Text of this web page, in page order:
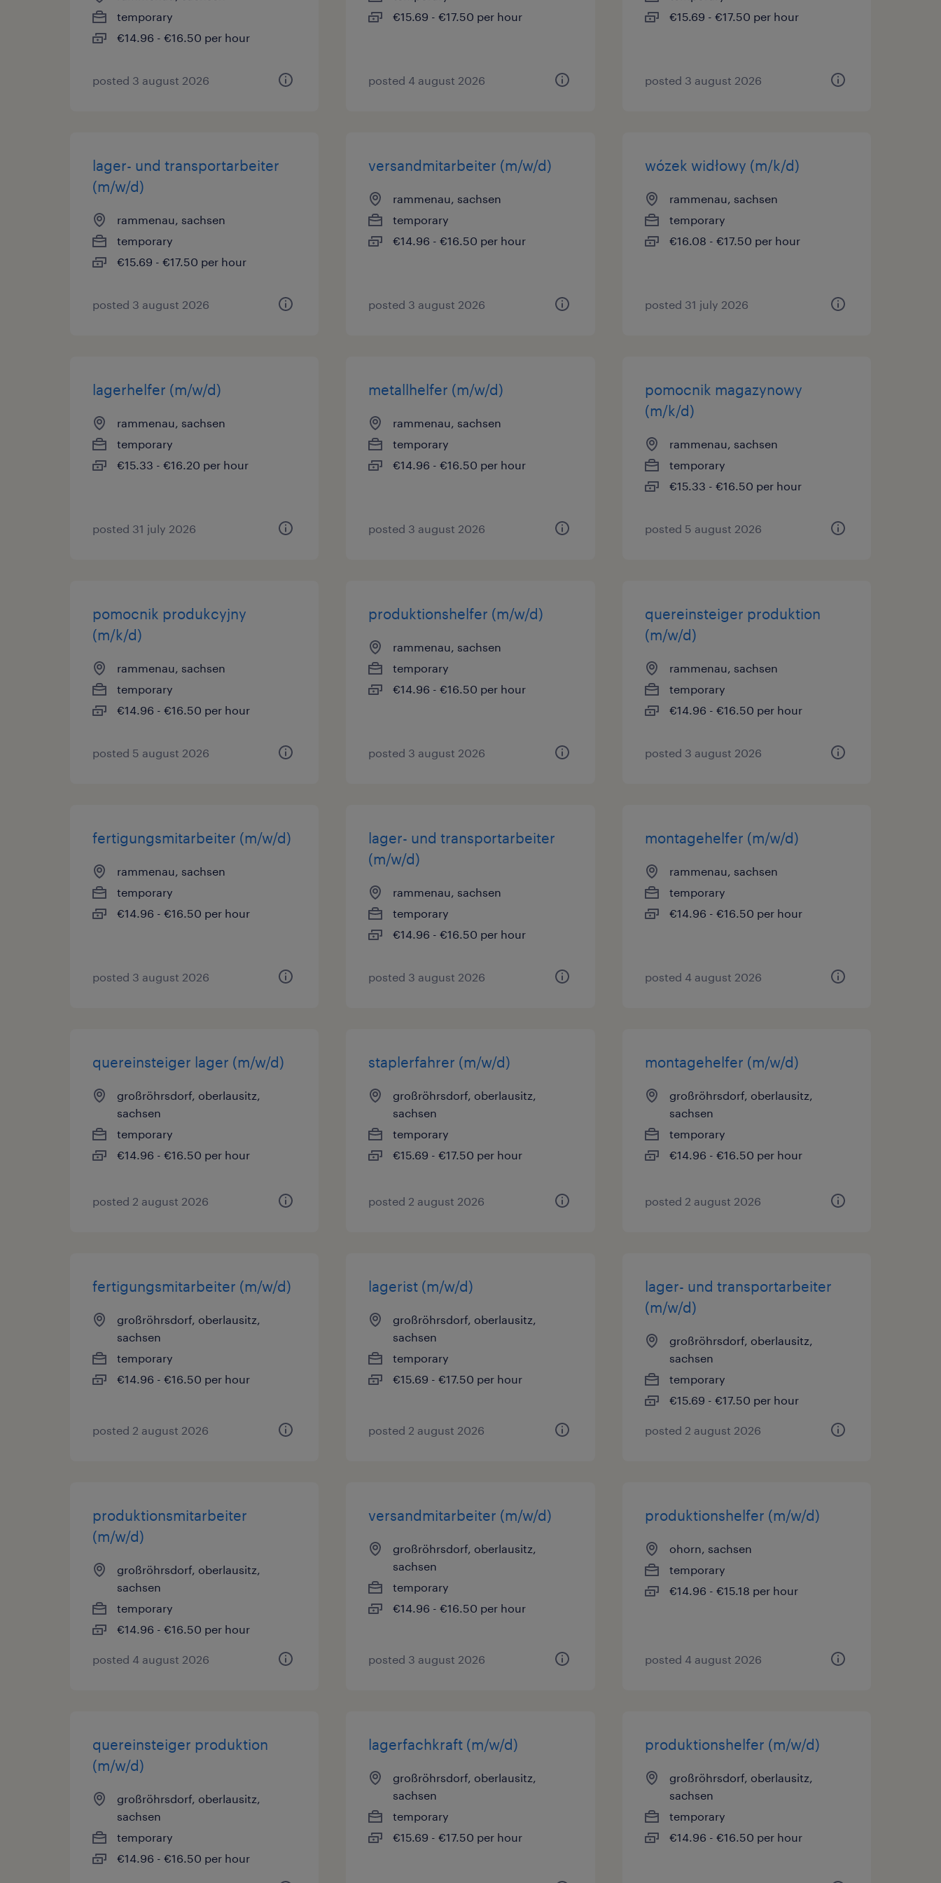
temporary
€14.96 - €16.50 per hour
posted 3 august 2026
€15.69 - €17.50 per hour
posted 4 august 2026
€15.69 - €17.50 per hour
posted 3 august 2026
lager- und transportarbeiter
(m/w/d)
rammenau, sachsen
temporary
€15.69 - €17.50 per hour
posted 3 august 2026
versandmitarbeiter (m/w/d)
rammenau, sachsen
temporary
€14.96 - €16.50 per hour
posted 3 august 2026
wózek widłowy (m/k/d)
rammenau, sachsen
temporary
€16.08 - €17.50 per hour
posted 31 july 2026
lagerhelfer (m/w/d)
rammenau, sachsen
temporary
€15.33 - €16.20 per hour
posted 31 july 2026
metallhelfer (m/w/d)
rammenau, sachsen
temporary
€14.96 - €16.50 per hour
posted 3 august 2026
pomocnik magazynowy
(m/k/d)
rammenau, sachsen
temporary
€15.33 - €16.50 per hour
posted 5 august 2026
pomocnik produkcyjny
(m/k/d)
rammenau, sachsen
temporary
€14.96 - €16.50 per hour
posted 5 august 2026
produktionshelfer (m/w/d)
rammenau, sachsen
temporary
€14.96 - €16.50 per hour
posted 3 august 2026
quereinsteiger produktion
(m/w/d)
rammenau, sachsen
temporary
€14.96 - €16.50 per hour
posted 3 august 2026
fertigungsmitarbeiter (m/w/d)
rammenau, sachsen
temporary
€14.96 - €16.50 per hour
posted 3 august 2026
lager- und transportarbeiter
(m/w/d)
rammenau, sachsen
temporary
€14.96 - €16.50 per hour
posted 3 august 2026
montagehelfer (m/w/d)
rammenau, sachsen
temporary
€14.96 - €16.50 per hour
posted 4 august 2026
quereinsteiger lager (m/w/d)
großröhrsdorf, oberlausitz,
sachsen
temporary
€14.96 - €16.50 per hour
posted 2 august 2026
staplerfahrer (m/w/d)
großröhrsdorf, oberlausitz,
sachsen
temporary
€15.69 - €17.50 per hour
posted 2 august 2026
montagehelfer (m/w/d)
großröhrsdorf, oberlausitz,
sachsen
temporary
€14.96 - €16.50 per hour
posted 2 august 2026
fertigungsmitarbeiter (m/w/d)
großröhrsdorf, oberlausitz,
sachsen
temporary
€14.96 - €16.50 per hour
posted 2 august 2026
lagerist (m/w/d)
großröhrsdorf, oberlausitz,
sachsen
temporary
€15.69 - €17.50 per hour
posted 2 august 2026
lager- und transportarbeiter
(m/w/d)
großröhrsdorf, oberlausitz,
sachsen
temporary
€15.69 - €17.50 per hour
posted 2 august 2026
produktionsmitarbeiter
(m/w/d)
großröhrsdorf, oberlausitz,
sachsen
temporary
€14.96 - €16.50 per hour
posted 4 august 2026
versandmitarbeiter (m/w/d)
großröhrsdorf, oberlausitz,
sachsen
temporary
€14.96 - €16.50 per hour
posted 3 august 2026
produktionshelfer (m/w/d)
ohorn, sachsen
temporary
€14.96 - €15.18 per hour
posted 4 august 2026
quereinsteiger produktion
(m/w/d)
großröhrsdorf, oberlausitz,
sachsen
temporary
€14.96 - €16.50 per hour
lagerfachkraft (m/w/d)
großröhrsdorf, oberlausitz,
sachsen
temporary
€15.69 - €17.50 per hour
produktionshelfer (m/w/d)
großröhrsdorf, oberlausitz,
sachsen
temporary
€14.96 - €16.50 per hour